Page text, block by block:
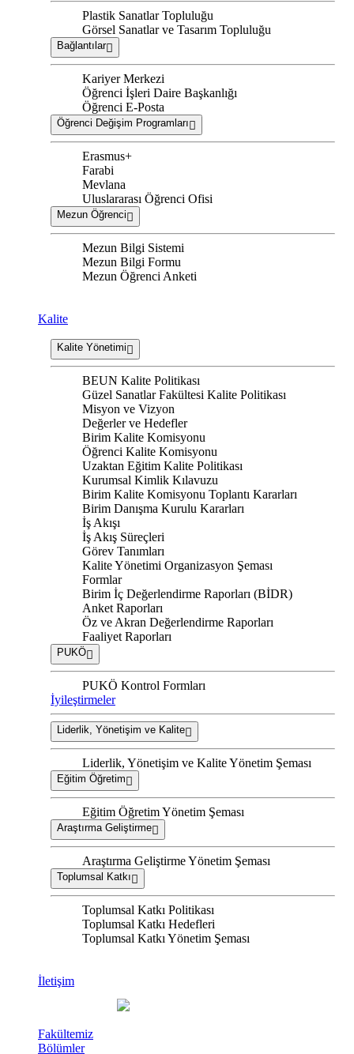
Plastik Sanatlar Topluluğu
Görsel Sanatlar ve Tasarım Topluluğu
Bağlantılar
Kariyer Merkezi
Öğrenci İşleri Daire Başkanlığı
Öğrenci E-Posta
Öğrenci Değişim Programları
Erasmus+
Farabi
Mevlana
Uluslararası Öğrenci Ofisi
Mezun Öğrenci
Mezun Bilgi Sistemi
Mezun Bilgi Formu
Mezun Öğrenci Anketi
Kalite
Kalite Yönetimi
BEUN Kalite Politikası
Güzel Sanatlar Fakültesi Kalite Politikası
Misyon ve Vizyon
Değerler ve Hedefler
Birim Kalite Komisyonu
Öğrenci Kalite Komisyonu
Uzaktan Eğitim Kalite Politikası
Kurumsal Kimlik Kılavuzu
Birim Kalite Komisyonu Toplantı Kararları
Birim Danışma Kurulu Kararları
İş Akışı
İş Akış Süreçleri
Görev Tanımları
Kalite Yönetimi Organizasyon Şeması
Formlar
Birim İç Değerlendirme Raporları (BİDR)
Anket Raporları
Öz ve Akran Değerlendirme Raporları
Faaliyet Raporları
PUKÖ
PUKÖ Kontrol Formları
İyileştirmeler
Liderlik, Yönetişim ve Kalite
Liderlik, Yönetişim ve Kalite Yönetim Şeması
Eğitim Öğretim
Eğitim Öğretim Yönetim Şeması
Araştırma Geliştirme
Araştırma Geliştirme Yönetim Şeması
Toplumsal Katkı
Toplumsal Katkı Politikası
Toplumsal Katkı Hedefleri
Toplumsal Katkı Yönetim Şeması
İletişim
Fakültemiz
Bölümler